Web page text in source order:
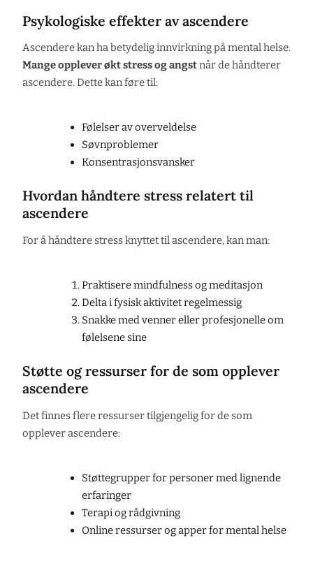
Psykologiske effekter av ascendere
Ascendere kan ha betydelig innvirkning på mental helse.
Mange opplever økt stress og angstnår de håndterer
ascendere. Dette kan føre til:
Følelser av overveldelse
Søvnproblemer
Konsentrasjonsvansker
Hvordan håndtere stress relatert til
ascendere
For å håndtere stress knyttet til ascendere, kan man:
Praktisere mindfulness og meditasjon
Delta i fysisk aktivitet regelmessig
Snakke med venner eller profesjonelle om
følelsene sine
Støtte og ressurser for de som opplever
ascendere
Det finnes flere ressurser tilgjengelig for de som
opplever ascendere:
Støttegrupper for personer med lignende
erfaringer
Terapi og rådgivning
Online ressurser og apper for mental helse